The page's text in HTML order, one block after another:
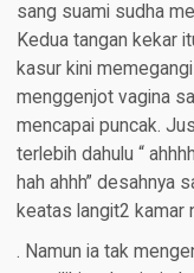
sang suami sudha
Kedua tangan kekar
kasur kini
menggenjot vagina
mencapai puncak.
terlebih dahulu “
hah ahhh” desahnya
keatas langit2 kamar
. Namun ia tak